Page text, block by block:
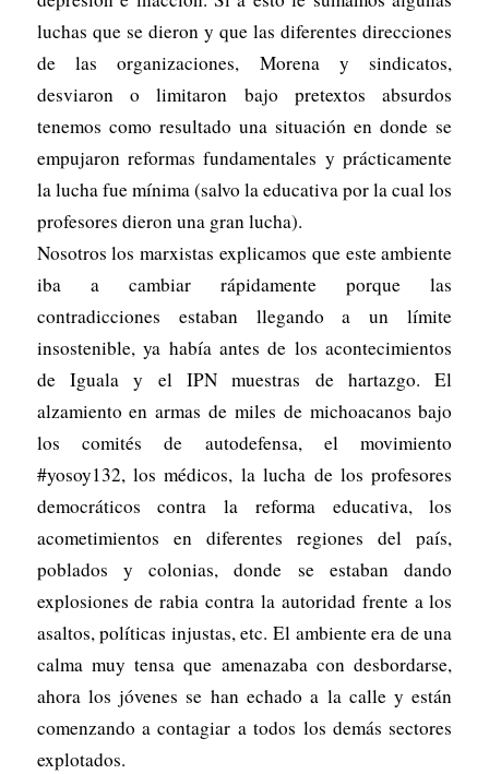
luchas que se dieron y que las diferentes direcciones
de las organizaciones, Morena y sindicatos,
desviaron o limitaron bajo pretextos absurdos
tenemos como resultado una situación en donde se
empujaron reformas fundamentales y prácticamente
la lucha fue mínima (salvo la educativa por la cual los
profesores dieron una gran lucha).
Nosotros los marxistas explicamos que este ambiente
iba a cambiar rápidamente porque las
contradicciones estaban llegando a un límite
insostenible, ya había antes de los acontecimientos
de Iguala y el IPN muestras de hartazgo. El
alzamiento en armas de miles de michoacanos bajo
los comités de autodefensa, el movimiento
#yosoy132, los médicos, la lucha de los profesores
democráticos contra la reforma educativa, los
acometimientos en diferentes regiones del país,
poblados y colonias, donde se estaban dando
explosiones de rabia contra la autoridad frente a los
asaltos, políticas injustas, etc. El ambiente era de una
calma muy tensa que amenazaba con desbordarse,
ahora los jóvenes se han echado a la calle y están
comenzando a contagiar a todos los demás sectores
explotados.